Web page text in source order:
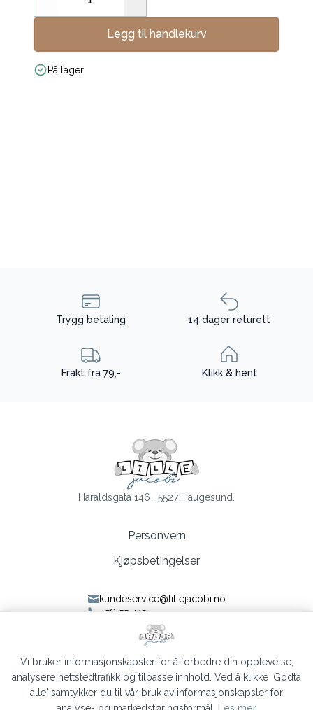
Decrease
Legg til handlekurv
På lager
Trygg betaling 14 dager returett
Frakt fra 79,- Klikk & hent
Haraldsgata 146 , 5527 Haugesund.
Personvern
Kjøpsbetingelser
kundeservice@lillejacobi.no
458 55 415
Følg oss på Facebook
Følg oss på Instagram
Vi bruker informasjonskapsler for å forbedre din opplevelse,
analysere nettstedtrafikk og tilpasse innhold. Ved å klikke 'Godta
alle' samtykker du til vår bruk av informasjonskapsler for